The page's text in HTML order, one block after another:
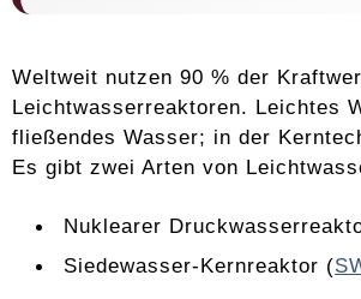
Weltweit nutzen 90 % der
Leichtwasserreaktoren. Leichtes
fließendes Wasser; in der
Es gibt zwei Arten von
Nuklearer
Siedewasser-Kernreaktor (